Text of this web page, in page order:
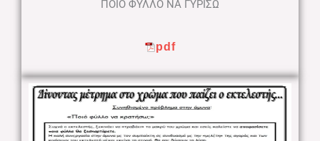
ΠΟΙΟ ΦΥΛΛΟ ΝΑ ΓΥΡΙΣΩ
pdf